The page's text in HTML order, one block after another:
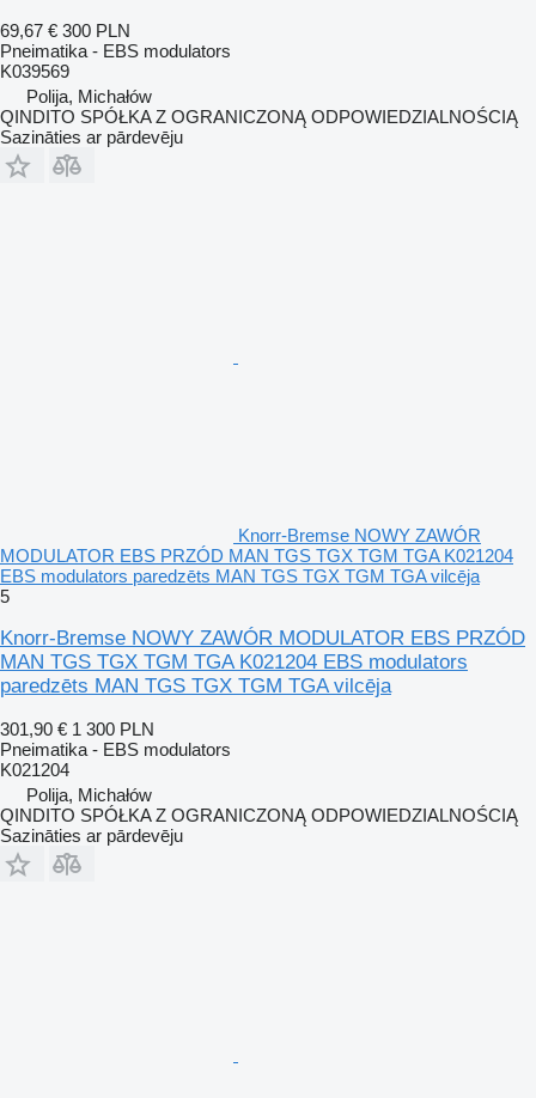
69,67 € 300 PLN
Pneimatika - EBS modulators
K039569
Polija, Michałów
QINDITO SPÓŁKA Z OGRANICZONĄ ODPOWIEDZIALNOŚCIĄ
Sazināties ar pārdevēju
Knorr-Bremse NOWY ZAWÓR
MODULATOR EBS PRZÓD MAN TGS TGX TGM TGA K021204
EBS modulators paredzēts MAN TGS TGX TGM TGA vilcēja
5
Knorr-Bremse NOWY ZAWÓR MODULATOR EBS PRZÓD
MAN TGS TGX TGM TGA K021204 EBS modulators
paredzēts MAN TGS TGX TGM TGA vilcēja
301,90 € 1 300 PLN
Pneimatika - EBS modulators
K021204
Polija, Michałów
QINDITO SPÓŁKA Z OGRANICZONĄ ODPOWIEDZIALNOŚCIĄ
Sazināties ar pārdevēju